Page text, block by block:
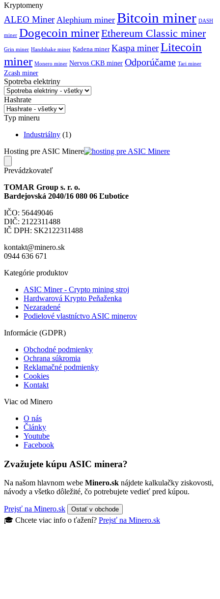
Kryptomeny
ALEO Miner Alephium miner Bitcoin miner DASH
miner Dogecoin minerEthereum Classic miner
Grin miner Handshake miner Kadena miner Kaspa minerLitecoin
miner Monero miner Nervos CKB miner Odporúčame Tari miner
Zcash miner
Spotreba elektriny
Hashrate
Typ mineru
Industriálny (1)
Hosting pre ASIC Minere
Prevádzkovateľ
TOMAR Group s. r. o.
Bardejovská 2040/16 080 06 Ľubotice
IČO: 56449046
DIČ: 2122311488
IČ DPH: SK2122311488
kontakt@minero.sk
0944 636 671
Kategórie produktov
ASIC Miner - Crypto mining stroj
Hardwarová Krypto Peňaženka
Nezaradené
Podielové vlastníctvo ASIC minerov
Informácie (GDPR)
Obchodné podmienky
Ochrana súkromia
Reklamačné podmienky
Cookies
Kontakt
Viac od Minero
O nás
Články
Youtube
Facebook
Zvažujete kúpu ASIC minera?
Na našom hlavnom webe Minero.sk nájdete kalkulačky ziskovosti,
návody a všetko dôležité, čo potrebujete vedieť pred kúpou.
Prejsť na Minero.sk Ostať v obchode
🎓 Chcete viac info o ťažení? Prejsť na Minero.sk